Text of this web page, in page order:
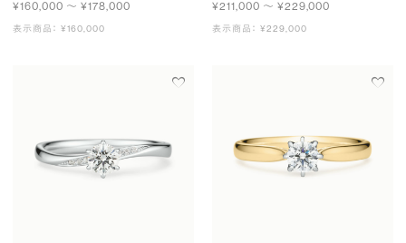
¥160,000 〜 ¥178,000
表示商品： ¥160,000
¥211,000 〜 ¥229,000
表示商品： ¥229,000